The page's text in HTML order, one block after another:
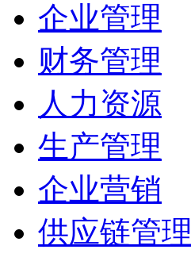
企业管理
财务管理
人力资源
生产管理
企业营销
供应链管理